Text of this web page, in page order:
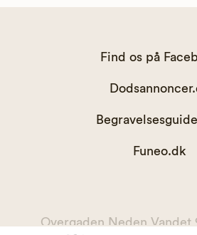
Find os på
Funeo.dk
Overgaden Neden Vandet